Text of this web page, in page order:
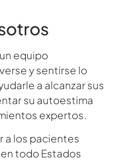
equipo
y sentirse lo
a alcanzar sus
su autoestima
expertos.
a los pacientes
todo Estados